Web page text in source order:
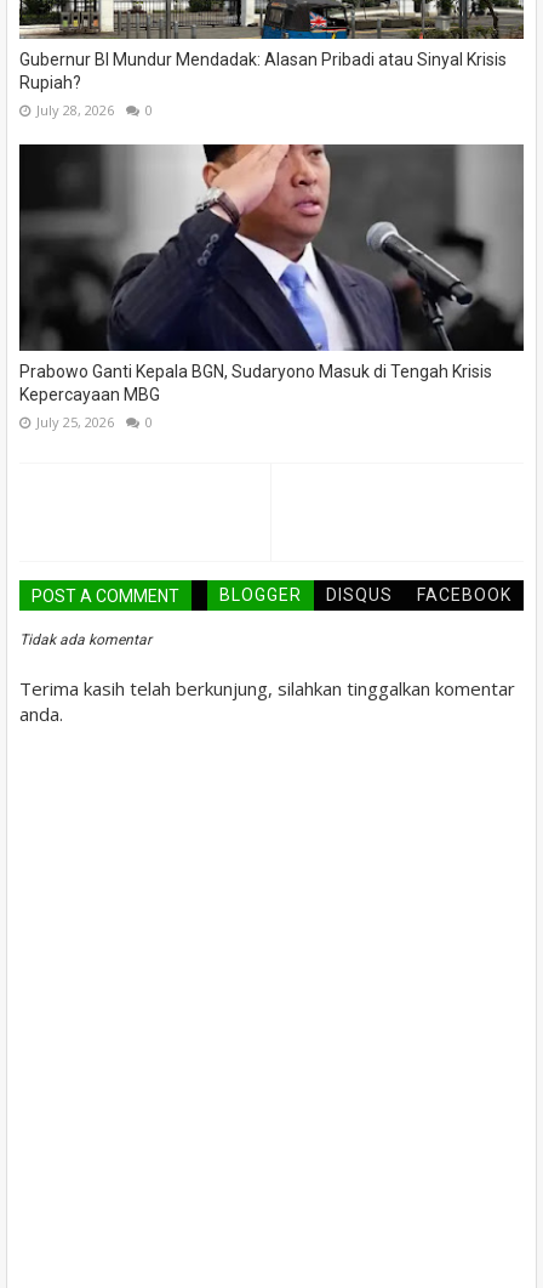
Gubernur BI Mundur Mendadak: Alasan Pribadi atau Sinyal Krisis
Rupiah?
July 28, 2026 0
Prabowo Ganti Kepala BGN, Sudaryono Masuk di Tengah Krisis
Kepercayaan MBG
July 25, 2026 0
POST A COMMENT BLOGGER DISQUS FACEBOOK
Tidak ada komentar
Terima kasih telah berkunjung, silahkan tinggalkan komentar
anda.